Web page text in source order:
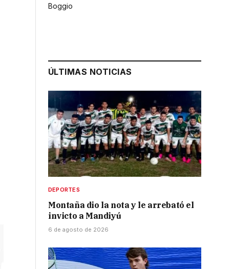
Boggio
ÚLTIMAS NOTICIAS
DEPORTES
Montaña dio la nota y le arrebató el
invicto a Mandiyú
6 de agosto de 2026